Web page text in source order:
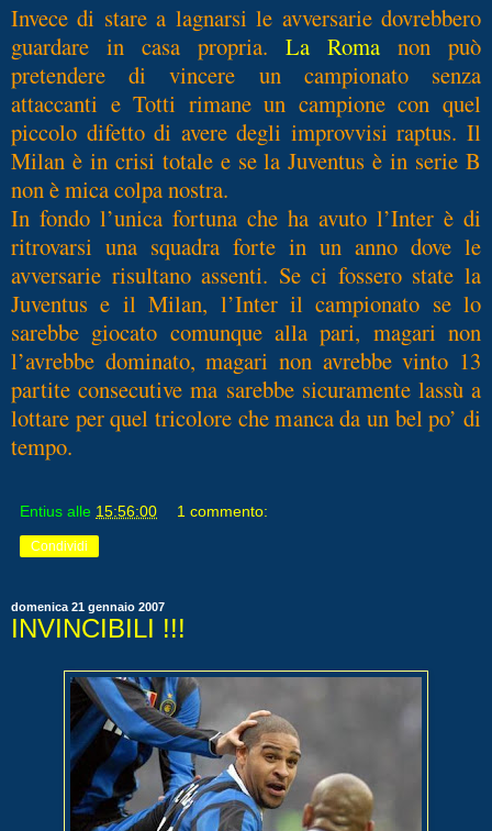
Invece di stare a lagnarsi le avversarie dovrebbero
guardare in casa propria. La Roma non può
pretendere di vincere un campionato senza
attaccanti e Totti rimane un campione con quel
piccolo difetto di avere degli improvvisi raptus. Il
Milan è in crisi totale e se la Juventus è in serie B
non è mica colpa nostra.
In fondo l’unica fortuna che ha avuto l’Inter è di
ritrovarsi una squadra forte in un anno dove le
avversarie risultano assenti. Se ci fossero state la
Juventus e il Milan, l’Inter il campionato se lo
sarebbe giocato comunque alla pari, magari non
l’avrebbe dominato, magari non avrebbe vinto 13
partite consecutive ma sarebbe sicuramente lassù a
lottare per quel tricolore che manca da un bel po’ di
tempo.
Entius alle 15:56:00 1 commento:
Condividi
domenica 21 gennaio 2007
INVINCIBILI !!!